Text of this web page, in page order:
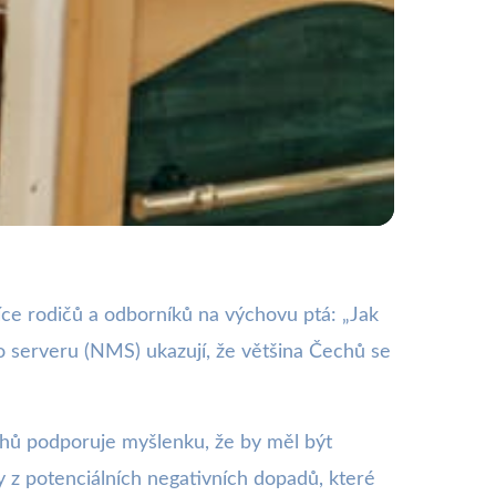
sítě
rodičů a odborníků na výchovu ptá: „Jak
(NMS) ukazují, že většina Čechů se
podporuje myšlenku, že by měl být
z potenciálních negativních dopadů, které